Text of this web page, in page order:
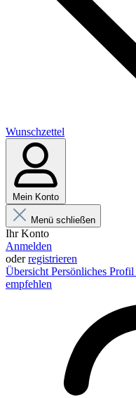
Wunschzettel
Mein Konto
Menü schließen
Ihr Konto
Anmelden
oderregistrieren
Übersicht Persönliches Profil
empfehlen